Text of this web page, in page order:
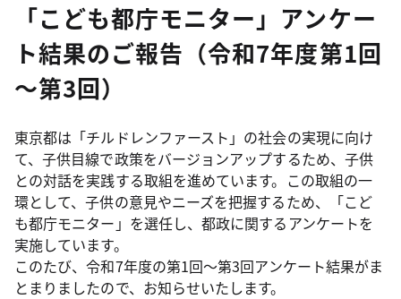
「こども都庁モニター」アンケー
ト結果のご報告（令和7年度第1回
～第3回）
東京都は「チルドレンファースト」の社会の実現に向け
て、子供目線で政策をバージョンアップするため、子供
との対話を実践する取組を進めています。この取組の一
環として、子供の意見やニーズを把握するため、「こど
も都庁モニター」を選任し、都政に関するアンケートを
実施しています。
このたび、令和7年度の第1回～第3回アンケート結果がま
とまりましたので、お知らせいたします。